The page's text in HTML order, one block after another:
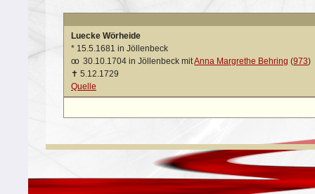
Luecke Wörheide
* 15.5.1681 in Jöllenbeck
oo 30.10.1704 in Jöllenbeck mitAnna Margrethe Behring (973)
✝ 5.12.1729
Quelle